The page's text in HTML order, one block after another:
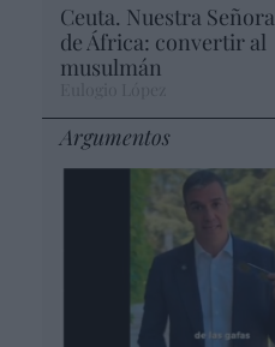
Ceuta. Nuestra Señora
de África: convertir al
musulmán
Argumentos